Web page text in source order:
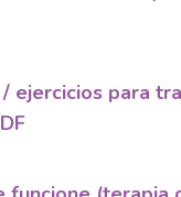
ejercicios para